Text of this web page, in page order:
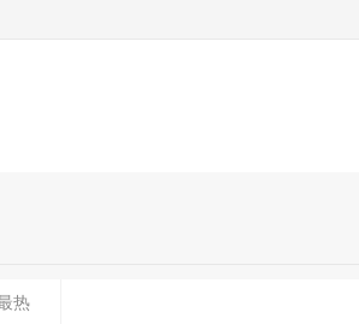
热